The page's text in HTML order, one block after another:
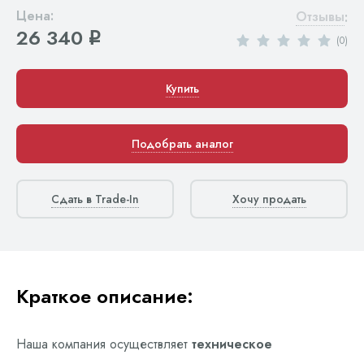
Цена:
26 340 q
Отзывы:
(0)
Купить
Подобрать аналог
Сдать в Trade-In Хочу продать
Краткое описание:
Наша компания осуществляет техническое